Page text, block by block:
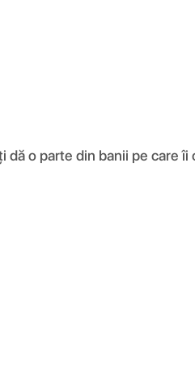
o parte din banii pe care